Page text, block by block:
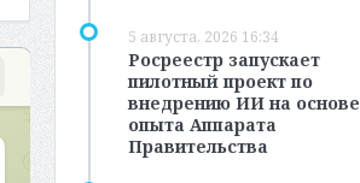
5 августа, 2026 16:34
Росреестр запускает
пилотный проект по
внедрению ИИ на основе
опыта Аппарата
Правительства